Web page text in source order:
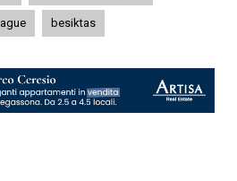
besiktas